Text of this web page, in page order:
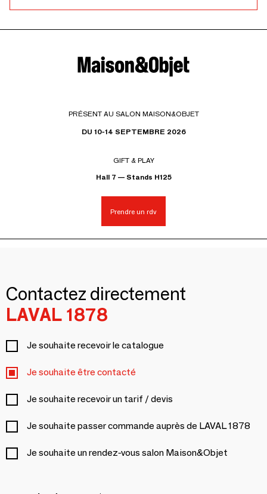
PRÉSENT AU SALON MAISON&OBJET
DU 10-14 SEPTEMBRE 2026
GIFT & PLAY
Hall 7 — Stands H125
Prendre un rdv
Contactez directement
LAVAL 1878
Je souhaite recevoir le catalogue
Je souhaite être contacté
Je souhaite recevoir un tarif / devis
Je souhaite passer commande auprès de LAVAL 1878
Je souhaite un rendez-vous salon Maison&Objet